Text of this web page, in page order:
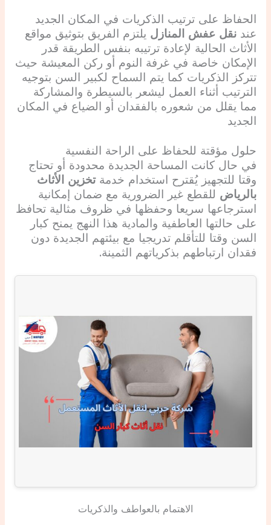
الحفاظ على ترتيب الذكريات في المكان الجديد
عند نقل عفش المنازل يلتزم الفريق بتوثيق مواقع
الأثاث الحالية لإعادة ترتيبه بنفس الطريقة قدر
الإمكان خاصة في غرفة النوم أو ركن المعيشة حيث
تتركز الذكريات كما يتم السماح لكبير السن بتوجيه
الترتيب أثناء العمل ليشعر بالسيطرة والمشاركة
مما يقلل من شعوره بالفقدان أو الضياع في المكان
الجديد
حلول مؤقتة للحفاظ على الراحة النفسية
في حال كانت المساحة الجديدة محدودة أو تحتاج
وقتا للتجهيز يُقترح استخدام خدمةتخزين الأثاث
بالرياض للقطع غير الضرورية مع ضمان إمكانية
استرجاعها سريعا وحفظها في ظروف مثالية تحافظ
على حالتها العاطفية والمادية هذا النهج يمنح كبار
السن وقتا للتأقلم تدريجيا مع بيئتهم الجديدة دون
فقدان ارتباطهم بذكرياتهم الثمينة.
الاهتمام بالعواطف والذكريات